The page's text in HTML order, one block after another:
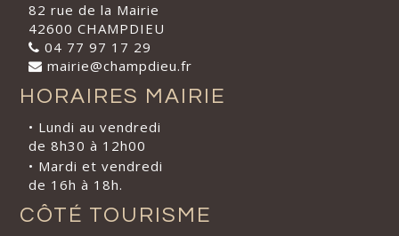
82 rue de la Mairie
42600 CHAMPDIEU
04 77 97 17 29
mairie@champdieu.fr
HORAIRES MAIRIE
• Lundi au vendredi
de 8h30 à 12h00
• Mardi et vendredi
de 16h à 18h.
CÔTÉ TOURISME